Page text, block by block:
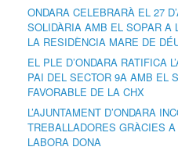
ONDARA CELEBRARÀ EL 27
SOLIDÀRIA AMB EL SOPAR A
LA RESIDÈNCIA MARE DE
EL PLE D’ONDARA RATIFICA
PAI DEL SECTOR 9A AMB EL
FAVORABLE DE LA CHX
L’AJUNTAMENT D’ONDARA
TREBALLADORES GRÀCIES
LABORA DONA